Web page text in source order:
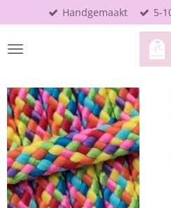
direct
naar
de
Handgemaakt 5-